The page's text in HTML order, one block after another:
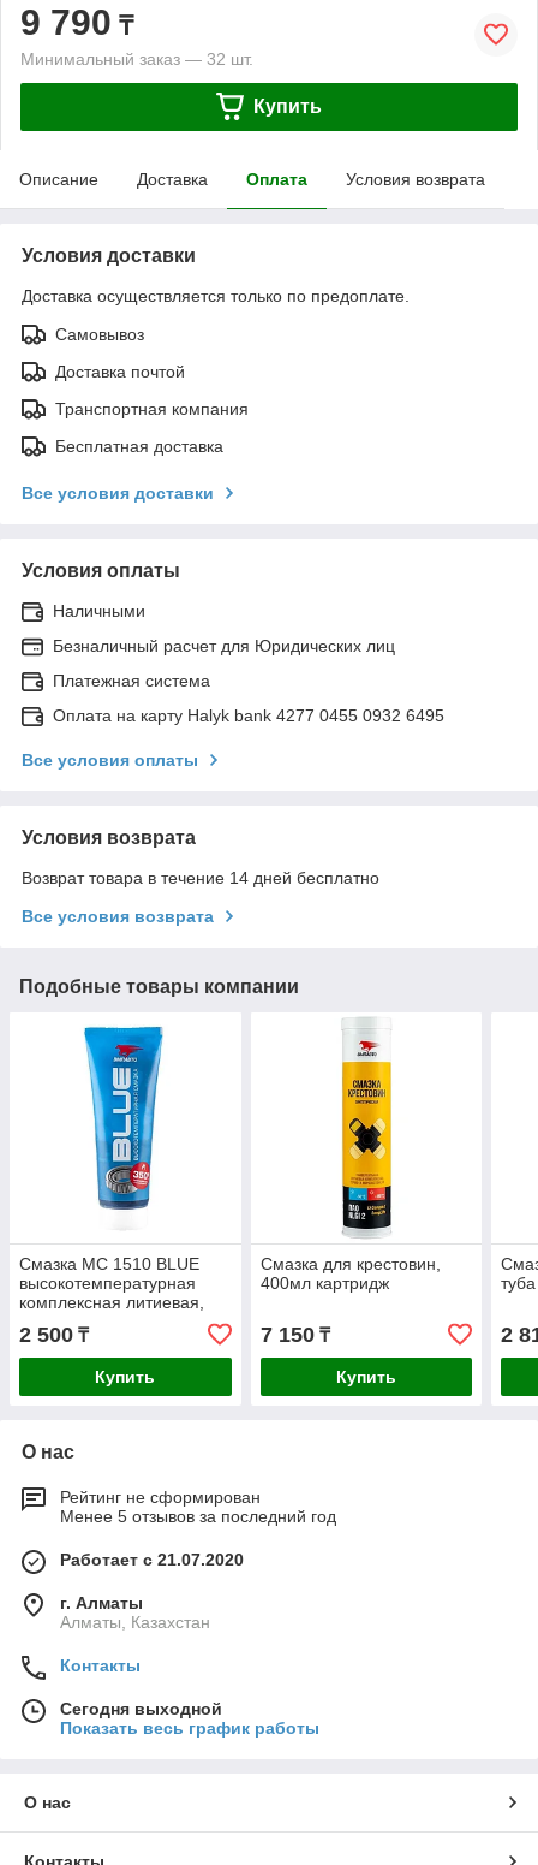
9 790 ₸
Минимальный заказ — 32 шт.
Купить
Описание Доставка Оплата Условия возврата
Условия доставки
Доставка осуществляется только по предоплате.
Самовывоз
Доставка почтой
Транспортная компания
Бесплатная доставка
Все условия доставки
Условия оплаты
Наличными
Безналичный расчет для Юридических лиц
Платежная система
Оплата на карту Halyk bank 4277 0455 0932 6495
Все условия оплаты
Условия возврата
Возврат товара в течение 14 дней бесплатно
Все условия возврата
Подобные товары компании
Смазка МС 1510 BLUE
высокотемпературная
комплексная литиевая,
200мл туба
2 500 ₸
Купить
Смазка для крестовин,
400мл картридж
7 150₸
Купить
туба
2
О нас
Рейтинг не сформирован
Менее 5 отзывов за последний год
Работает с 21.07.2020
г. Алматы
Алматы, Казахстан
Контакты
Сегодня выходной
Показать весь график работы
О нас